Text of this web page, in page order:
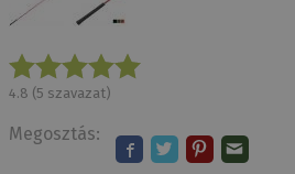
4.8 (5 szavazat)
Megosztás: